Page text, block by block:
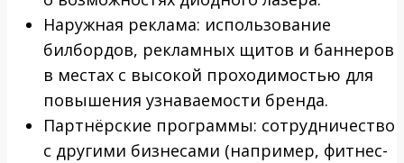
Наружная реклама: использование
билбордов, рекламных щитов и баннеров
в местах с высокой проходимостью для
повышения узнаваемости бренда.
Партнёрские программы: сотрудничество
с другими бизнесами (например, фитнес-